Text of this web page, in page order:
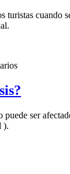
turistas
puede ser
).